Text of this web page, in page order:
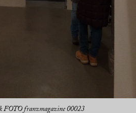
FOTO franzmagazine 00023